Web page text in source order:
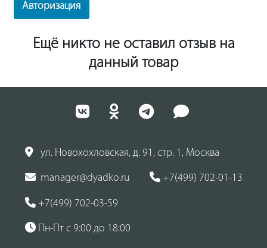
Авторизация
Ещё никто не оставил отзыв на
данный товар
ул. Новохохловская, д. 91, стр. 1, Москва
manager@dyadko.ru +7(499) 702-01-13
+7(499) 702-03-59
Пн-Пт с 9:00 до 18:00